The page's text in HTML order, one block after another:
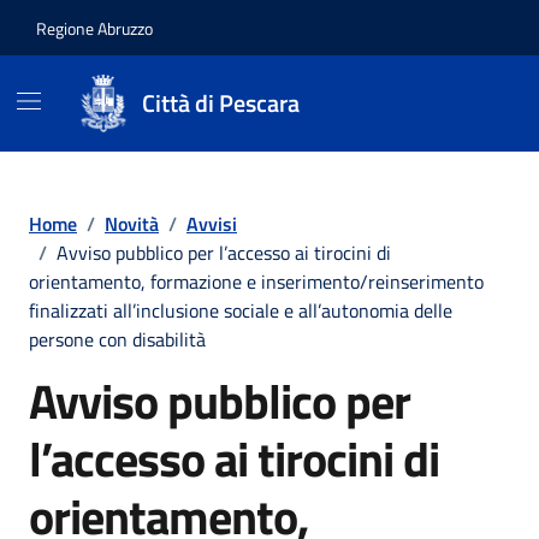
Regione Abruzzo
Città di Pescara
Home / Novità / Avvisi
/ Avviso pubblico per l’accesso ai tirocini di
orientamento, formazione e inserimento/reinserimento
finalizzati all’inclusione sociale e all’autonomia delle
persone con disabilità
Avviso pubblico per
l’accesso ai tirocini di
orientamento,